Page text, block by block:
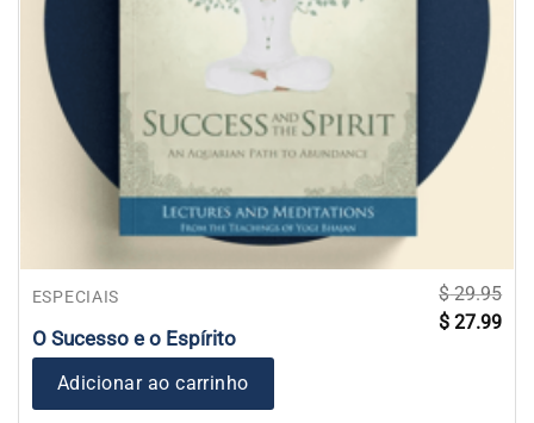
ESPECIAIS
O Sucesso e o Espírito
$29.95
O
preço
$ 27.99O
Adicionar ao carrinho